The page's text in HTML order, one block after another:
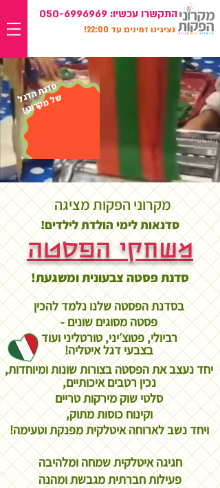
התקשרו עכשיו: 050-6996969
נציגינו זמינים עד 22:00!
סדנת הדגל
של מקרוני!
מקרוני הפקות מציגה
סדנאות לימי הולדת לילדים!
משחקי הפסטה
סדנת פסטה צבעונית ומשגעת!
בסדנת הפסטה שלנו נלמד להכין
פסטהמסוגים שונים -
רביולי, פטוצ׳יני, טורטליני ועוד
בצבעי דגל איטליה!
יחד נעצב את הפסטה בצורות שונות ומיוחדות,
נכיןרטבים איכותיים,
סלטי שוק מירקות טריים
וקינוח כוסות מתוק,
ויחד נשב לארוחה איטלקית מפנקת וטעימה!
חגיגה איטלקית שמחה ומלהיבה
פעילות חברתית מגבשת ומהנה